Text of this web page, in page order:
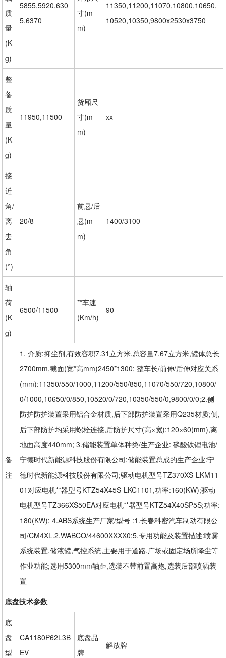
质
量
(K
g)
5855,5920,630
5,6370
寸(m
m)
11350,11200,11070,10800,10650,
10520,10350,9800x2530x3750
整
备
质
量
(K
g)
11950,11500
货厢尺
寸(m
m)
xx
接
近
角/
离
去
角
(°)
20/8
前悬/后
悬(m
m)
1400/3100
轴
荷
(K
g)
6500/11500
**车速
(Km/h)
90
备
注
1. 介质:抑尘剂,有效容积7.31立方米,总容量7.67立方米,罐体总长
2700mm,截面(宽*高mm)2450*1300; 整车长/前伸/后伸对应关系
(mm):11350/550/1000,11200/550/850,11070/550/720,10800/
0/1000,10650/0/850,10520/0/720,10350/550/0,9800/0/0;2.侧
防护防护装置采用铝合金材质,后下部防护装置采用Q235材质;侧,
后下部防护均采用螺栓连接,后防护尺寸(高×宽):120×60(mm),离
地面高度440mm; 3.储能装置单体种类/生产企业: 磷酸铁锂电池/
宁德时代新能源科技股份有限公司;储能装置总成的生产企业:宁
德时代新能源科技股份有限公司;驱动电机型号TZ370XS-LKM11
01对应电机**器型号KTZ54X45S-LKC1101,功率:160(KW);驱动
电机型号TZ366XS50EA对应电机**器型号KTZ54X40SP5S;功率:
180(KW); 4.ABS系统生产厂家/型号 :1.长春科密汽车制动有限公
司/CM4XL.2.WABCO/44600XXXX0;5.专用功能及装置描述:喷雾
系统装置,储液罐,气控系统,主要用于道路,广场或固定场所降尘等
作业功能;选用5300mm轴距,选装不带前置高炮,选装后部喷洒装
置
底盘技术参数
底
盘
型
CA1180P62L3B
EV
底盘品
牌
解放牌